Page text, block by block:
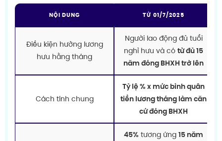
NỘI DUNG TỪ 01/7/2025
Điều kiện hưởng lương
hưu hằng tháng
Người lao động đủ tuổi
nghỉ hưu và có từ đủ 15
năm đóng BHXH trở lên
Cách tính chung
Tỷ lệ % x mức bình quân
tiền lương tháng làm căn
cứ đóng BHXH
45% tương ứng 15 năm